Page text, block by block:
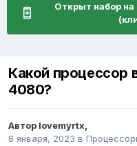
Открыт набор
Какой процессор
4080?
Автор lovemyrtx,
8 января, 2023 в